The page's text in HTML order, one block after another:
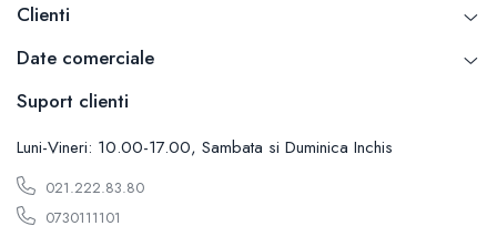
Filosofie
Filosofie, Stiinte
Alimentatie vegetariana
Arte si tehnici culinare
Bauturi si cocktailuri
Bucatari celebri
Clienti
Date comerciale
Suport clienti
Luni-Vineri: 10.00-17.00, Sambata si Duminica Inchis
021.222.83.80
0730111101